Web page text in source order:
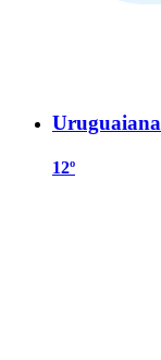
Uruguaiana
12º